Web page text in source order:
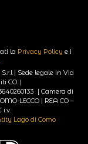
la Privacy Policy e i
| Sede legale in Via
CO. |
| Camera di
LECCO | REA CO –
i.v.
Lago di Como